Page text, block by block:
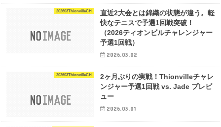
202603ThionvilleCH
直近2大会とは錦織の状態が違う。軽
快なテニスで予選1回戦突破！
（2026ティオンビルチャレンジャー
予選1回戦）
2026.03.02
202603ThionvilleCH
2ヶ月ぶりの実戦！Thionvilleチャレ
ンジャー予選1回戦 vs. Jade プレビ
ュー
2026.03.01